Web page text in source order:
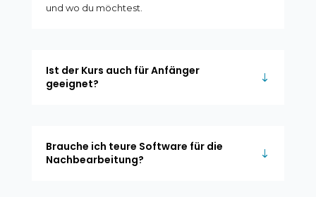
und wo du möchtest.
Ist der Kurs auch für Anfänger
geeignet?
Brauche ich teure Software für die
Nachbearbeitung?